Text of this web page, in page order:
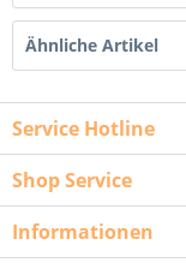
Ähnliche Artikel
Service Hotline
Shop Service
Informationen